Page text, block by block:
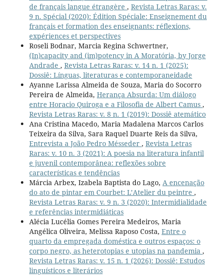
de français langue étrangère , Revista Letras Raras: v.
9 n. Spécial (2020): Édition Spéciale: Enseignement du
français et formation des enseignants: réflexions,
expériences et perspectives
Roseli Bodnar, Marcia Regina Schwertner,
(In)capacity and (im)potency in A Moratória, by Jorge
Andrade , Revista Letras Raras: v. 14 n. 1 (2025):
Dossiê: Línguas, literaturas e contemporaneidade
Ayanne Larissa Almeida de Souza, Maria do Socorro
Pereira de Almeida, Herança Absurda: Um diálogo
entre Horacio Quiroga e a Filosofia de Albert Camus ,
Revista Letras Raras: v. 8 n. 1 (2019): Dossiê atemático
Ana Cristina Macedo, Maria Madalena Marcos Carlos
Teixeira da Silva, Sara Raquel Duarte Reis da Silva,
Entrevista a João Pedro Mésseder , Revista Letras
Raras: v. 10 n. 3 (2021): A poesia na literatura infantil
e juvenil contemporânea: reflexões sobre
características e tendências
Márcia Arbex, Izabela Baptista do Lago, A encenação
do ato de pintar em Courbet: L’Atelier du peintre ,
Revista Letras Raras: v. 9 n. 3 (2020): Intermidialidade
e referências intermidiáticas
Alécia Lucélia Gomes Pereira Medeiros, Maria
Angélica Oliveira, Melissa Raposo Costa, Entre o
quarto da empregada doméstica e outros espaços: o
corpo negro, as heterotopias e utopias na pandemia ,
Revista Letras Raras: v. 15 n. 1 (2026): Dossiê: Estudos
linguísticos e literários